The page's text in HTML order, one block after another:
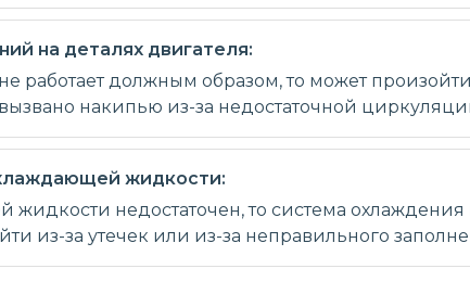
на деталях двигателя:
работает должным образом, то может
вызвано накипью из-за недостаточной
жидкости:
жидкости недостаточен, то система
из-за утечек или из-за неправильного